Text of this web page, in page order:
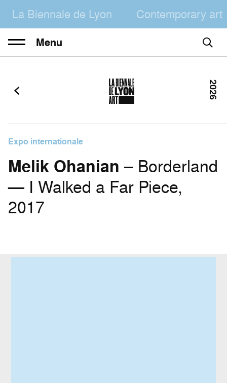
La Biennale de Lyon Contemporary art
Menu
Expo internationale
Melik Ohanian – Borderland
— I Walked a Far Piece,
2017
2026